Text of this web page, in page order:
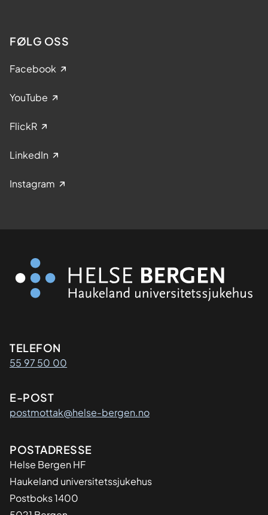
FØLG OSS
Facebook
YouTube
FlickR
LinkedIn
Instagram
Kontaktinformasjon
TELEFON
55 97 50 00
E-POST
postmottak@helse-bergen.no
Adresse
POSTADRESSE
Helse Bergen HF
Haukeland universitetssjukehus
Postboks 1400